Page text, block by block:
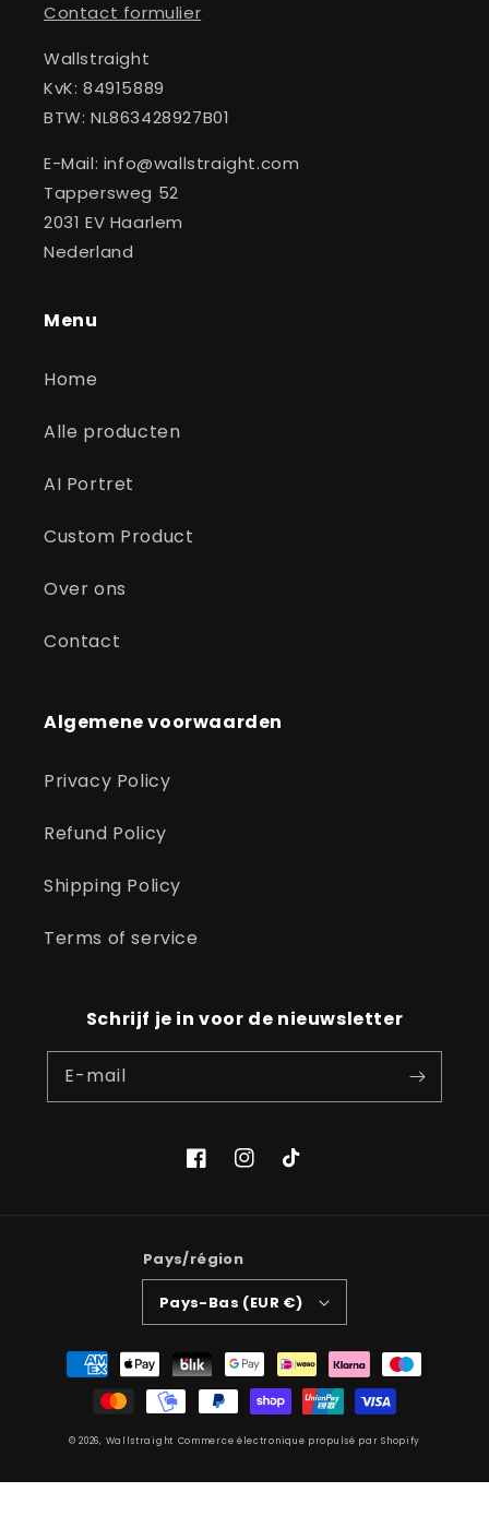
Contact formulier
Wallstraight
KvK: 84915889
BTW: NL863428927B01
E-Mail: info@wallstraight.com
Tappersweg 52
2031 EV Haarlem
Nederland
Menu
Home
Alle producten
AI Portret
Custom Product
Over ons
Contact
Algemene voorwaarden
Privacy Policy
Refund Policy
Shipping Policy
Terms of service
Schrijf je in voor de nieuwsletter
E-mail
FacebookInstagram
TikTok
Pays/région
Pays-Bas (EUR €)
Moyens
paiement
© 2026, Wallstraight Commerce électronique propulsé par Shopify